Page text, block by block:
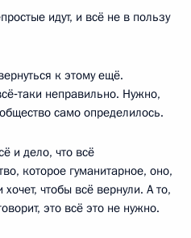
идут, и всё не в пользу
к этому ещё.
неправильно. Нужно,
само определилось.
и дело, что всё
которое гуманитарное, оно,
чтобы всё вернули. А то,
это всё это не нужно.